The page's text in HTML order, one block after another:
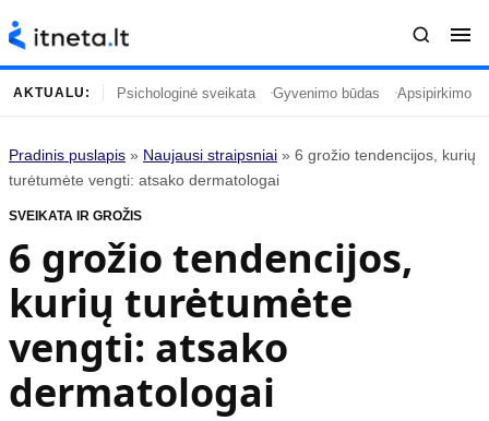
Turinys
Naujausi straipsniai
Gyvenimas
Įdomybės
Mada
Mokslas
Namai ir interjeras
Temos
Kulinarija
Technologijos
Gyvenimo būdas
Vasaros mada
Tėvai ir vaikai
AKTUALU: Psichologinė sveikata Gyvenimo būdas Apsipirkimo
Pradinis puslapis » Naujausi straipsniai » 6 grožio tendencijos, kurių
turėtumėte vengti: atsako dermatologai
SVEIKATA IR GROŽIS
6 grožio tendencijos,
kurių turėtumėte
vengti: atsako
dermatologai